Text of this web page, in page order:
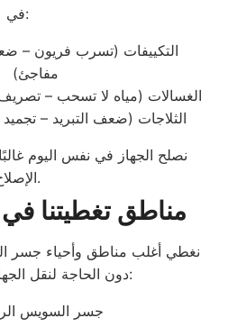
في:
التكييفات (تسرب فريون –
مفاجئ)
الغسالات (مياه لا تسحب –
الثلاجات (ضعف التبريد –
نصلح الجهاز في نفس اليوم
الإصلاح.
مناطق تغطيتنا
نغطي أغلب مناطق وأحياء جسر
دون الحاجة لنقل الجهاز. نصل إليك في:
جسر السويس